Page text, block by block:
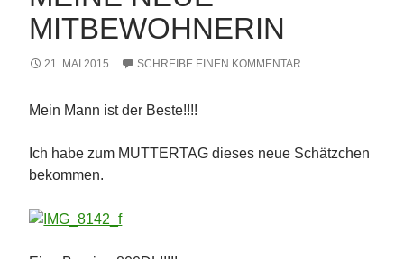
MITBEWOHNERIN
21. MAI 2015 SCHREIBE EINEN KOMMENTAR
Mein Mann ist der Beste!!!!
Ich habe zum MUTTERTAG dieses neue Schätzchen
bekommen.